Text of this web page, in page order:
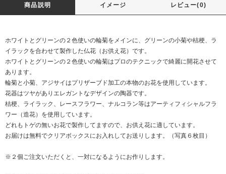
商品説明 イメージ レビュー(0)
ホワイトとグリーンの２色使いの輪菊をメインに、グリーンの小菊や桔梗、ラ
イラックを合わせて製作した仏花（お供え花）です。
ホワイトとグリーンの２色使いの輪菊はプロのテクニックで綺麗に開花させて
あります。
輪菊と小菊、アジサイはプリザーブド加工の本物のお花を使用しています。
花器はツヤがありエレガントなデザインの陶器です。
桔梗、ライラック、レースフラワー、ナルコラン等はアーティフィシャルフラ
ワー（造花）を使用しています。
どれもトゲの無いお花で製作してますので、お供え花に適しています。
お届けは無料でクリアボックスにお入れしてお送りします。（写真６枚目）
※２個ご注文いただくと、一対になるようにお作りします。